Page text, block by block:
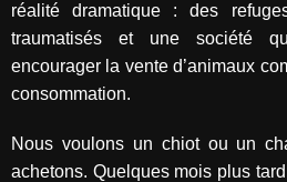
réalité dramatique : des
traumatisés et une société
encourager la vente d’animaux
consommation.
Nous voulons un chiot ou un
achetons. Quelques mois plus